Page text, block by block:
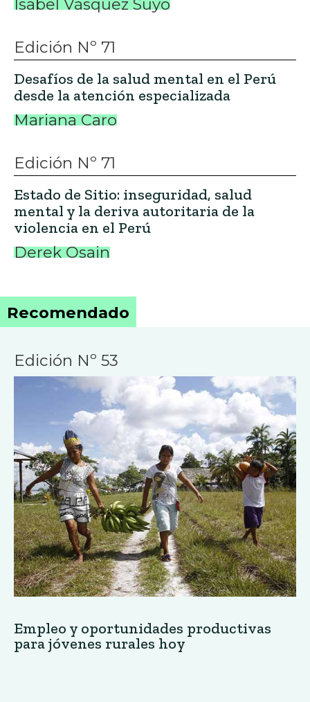
Edición Nº 71
Desafíos de la salud mental en el Perú
desde la atención especializada
Mariana Caro
Edición Nº 71
Estado de Sitio: inseguridad, salud
mental y la deriva autoritaria de la
violencia en el Perú
Derek Osain
Recomendado
Edición Nº 53
Empleo y oportunidades productivas
para jóvenes rurales hoy